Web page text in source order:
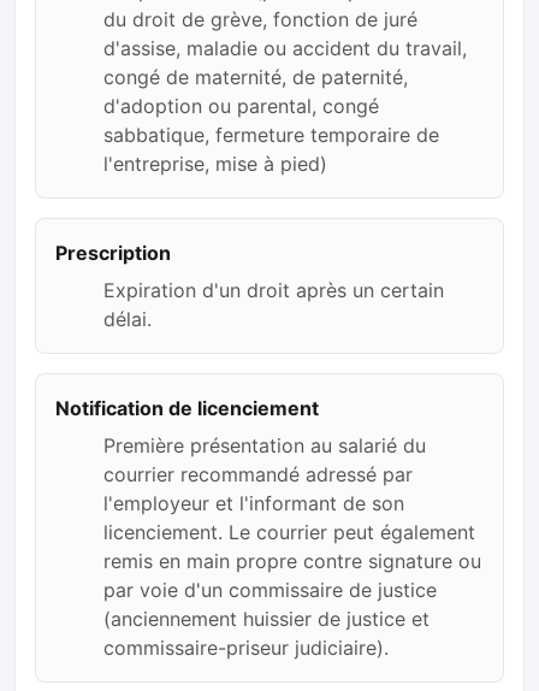
du droit de grève, fonction de juré
d'assise, maladie ou accident du travail,
congé de maternité, de paternité,
d'adoption ou parental, congé
sabbatique, fermeture temporaire de
l'entreprise, mise à pied)
Prescription
Expiration d'un droit après un certain
délai.
Notification de licenciement
Première présentation au salarié du
courrier recommandé adressé par
l'employeur et l'informant de son
licenciement. Le courrier peut également
remis en main propre contre signature ou
par voie d'un commissaire de justice
(anciennement huissier de justice et
commissaire-priseur judiciaire).